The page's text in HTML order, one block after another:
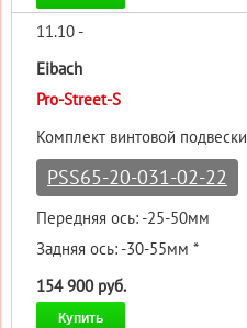
11.10 -
Eibach
Pro-Street-S
Комплект винтовой подвески
PSS65-20-031-02-22
Передняя ось: -25-50мм
Задняя ось: -30-55мм *
154 900 руб.
Купить